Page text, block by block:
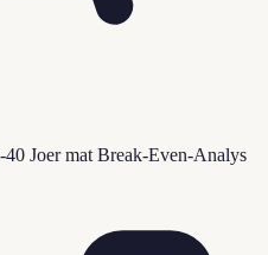
Joer mat Break-Even-Analys